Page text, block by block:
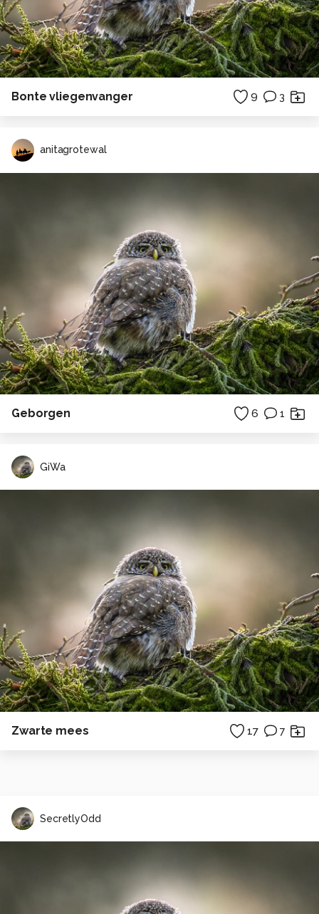
Bonte vliegenvanger 9 3
anitagrotewal
Geborgen 6 1
GiWa
Zwarte mees 17 7
SecretlyOdd